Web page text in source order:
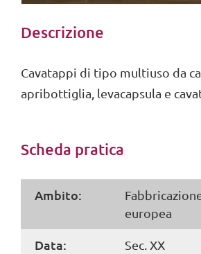
Descrizione
Cavatappi di tipo multiuso da
apribottiglia, levacapsula e
Scheda pratica
Ambito:
europea
Data: Sec. XX